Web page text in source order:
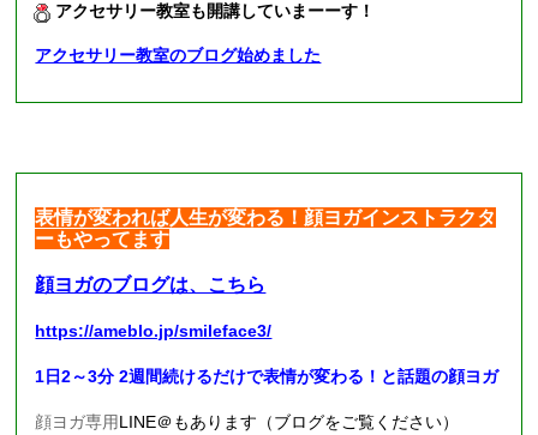
アクセサリー教室も開講していまーーす！
アクセサリー教室のブログ始めました
表情が変われば人生が変わる！顔ヨガインストラクタ
ーもやってます
顔ヨガのブログは、こちら
https://ameblo.jp/smileface3/
1日2～3分 2週間続けるだけで表情が変わる！と話題の顔ヨガ
顔ヨガ専用LINE＠もあります（ブログをご覧ください）